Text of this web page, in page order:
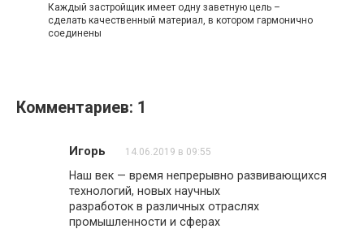
Каждый застройщик имеет одну заветную цель –
сделать качественный материал, в котором гармонично
соединены
Комментариев: 1
Игорь 14.06.2019 в 09:55
Наш век — время непрерывно развивающихся
технологий, новых научных
разработок в различных отраслях
промышленности и сферах